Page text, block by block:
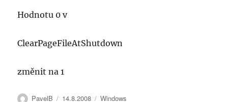
Hodnotu 0 v
ClearPageFileAtShutdown
změnit na 1
Autor:
PavelB Publikováno:
14.8.2008 Rubriky:
Windows